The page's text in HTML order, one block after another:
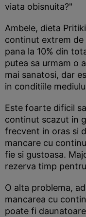
viata obisnuita?"
Ambele, dieta
continut extrem de
pana la 10% din
putea sa urmam o
mai sanatosi, dar
in conditiile
Este foarte dificil
continut scazut in
frecvent in oras si
mancare cu
fie si gustoasa.
rezerva timp
O alta problema,
mancarea cu
poate fi